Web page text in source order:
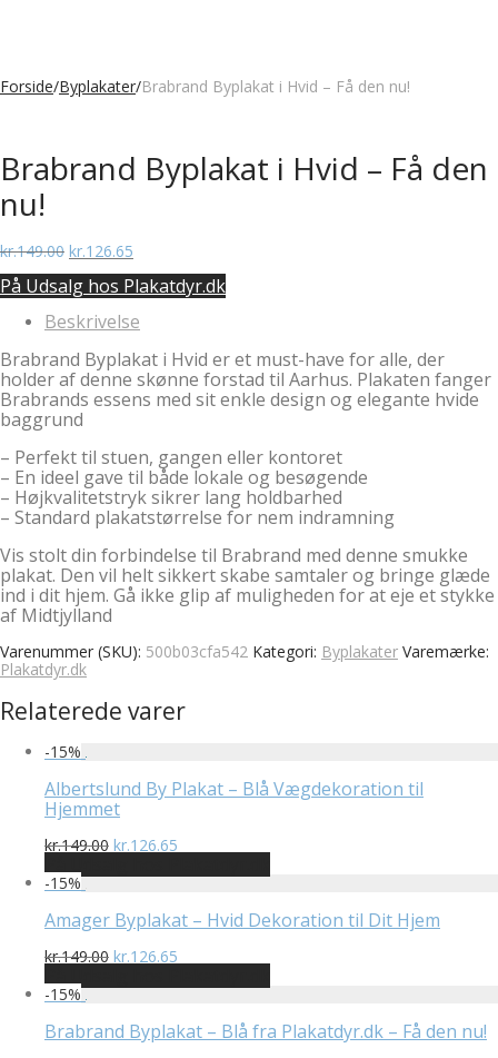
Forside/Byplakater/Brabrand Byplakat i Hvid – Få den nu!
Brabrand Byplakat i Hvid – Få den
nu!
kr.149.00 Den
pris
var:
kr.149.00.
kr.126.65
pris
er:
kr.126.65.
På Udsalg hos Plakatdyr.dk
Beskrivelse
Brabrand Byplakat i Hvid er et must-have for alle, der
holder af denne skønne forstad til Aarhus. Plakaten fanger
Brabrands essens med sit enkle design og elegante hvide
baggrund
– Perfekt til stuen, gangen eller kontoret
– En ideel gave til både lokale og besøgende
– Højkvalitetstryk sikrer lang holdbarhed
– Standard plakatstørrelse for nem indramning
Vis stolt din forbindelse til Brabrand med denne smukke
plakat. Den vil helt sikkert skabe samtaler og bringe glæde
ind i dit hjem. Gå ikke glip af muligheden for at eje et stykke
af Midtjylland
Varenummer (SKU): 500b03cfa542 Kategori: Byplakater Varemærke:
Plakatdyr.dk
Relaterede varer
-15%
Albertslund By Plakat – Blå Vægdekoration til
Hjemmet
kr.149.00 Den
pris
kr.149.00.
kr.126.65
pris
kr.126.65.
-15%
Amager Byplakat – Hvid Dekoration til Dit Hjem
kr.149.00 Den
pris
kr.149.00.
kr.126.65
pris
kr.126.65.
-15%
Brabrand Byplakat – Blå fra Plakatdyr.dk – Få den nu!